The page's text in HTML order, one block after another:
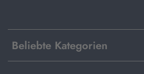
Beliebte Kategorien